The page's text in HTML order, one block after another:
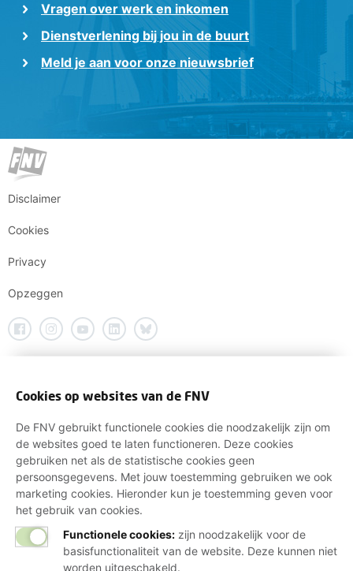
Vragen over werk en inkomen
Dienstverlening bij jou in de buurt
Meld je aan voor onze nieuwsbrief
Disclaimer
Cookies
Privacy
Opzeggen
Cookies op websites van de FNV
De FNV gebruikt functionele cookies die noodzakelijk zijn om
de websites goed te laten functioneren. Deze cookies
gebruiken net als de statistische cookies geen
persoonsgegevens. Met jouw toestemming gebruiken we ook
marketing cookies. Hieronder kun je toestemming geven voor
het gebruik van cookies.
Functionele cookies: zijn noodzakelijk voor de
basisfunctionaliteit van de website. Deze kunnen niet
worden uitgeschakeld.